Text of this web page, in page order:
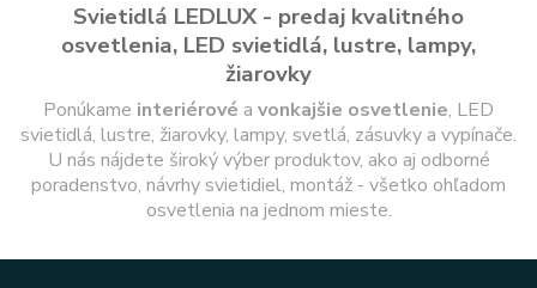
Svietidlá LEDLUX - predaj kvalitného
osvetlenia, LED svietidlá, lustre, lampy,
žiarovky
Ponúkame interiérové a vonkajšie osvetlenie, LED
svietidlá, lustre, žiarovky, lampy, svetlá, zásuvky a vypínače.
U nás nájdete široký výber produktov, ako aj odborné
poradenstvo, návrhy svietidiel, montáž - všetko ohľadom
osvetlenia na jednom mieste.